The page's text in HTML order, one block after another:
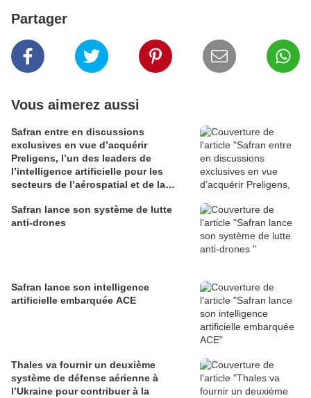
Partager
Vous aimerez aussi
Safran entre en discussions
exclusives en vue d’acquérir
Preligens, l’un des leaders de
l’intelligence artificielle pour les
secteurs de l’aérospatial et de la
Safran lance son système de lutte
anti-drones
Safran lance son intelligence
artificielle embarquée ACE
Thales va fournir un deuxième
système de défense aérienne à
l’Ukraine pour contribuer à la